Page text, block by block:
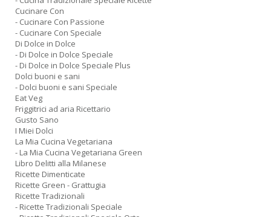
Cucinare Con
- Cucinare Con Passione
- Cucinare Con Speciale
Di Dolce in Dolce
- Di Dolce in Dolce Speciale
- Di Dolce in Dolce Speciale Plus
Dolci buoni e sani
- Dolci buoni e sani Speciale
Eat Veg
Friggitrici ad aria Ricettario
Gusto Sano
I Miei Dolci
La Mia Cucina Vegetariana
- La Mia Cucina Vegetariana Green
Libro Delitti alla Milanese
Ricette Dimenticate
Ricette Green - Grattugia
Ricette Tradizionali
- Ricette Tradizionali Speciale